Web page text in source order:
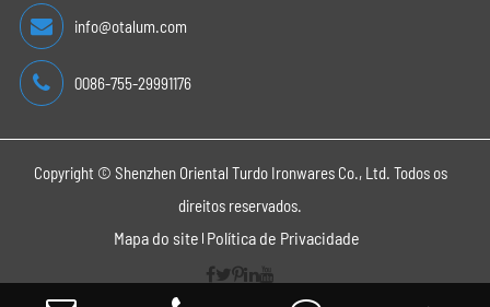
info@otalum.com
0086-755-29991176
Copyright © Shenzhen Oriental Turdo Ironwares Co., Ltd. Todos os
direitos reservados.
Mapa do site Política de Privacidade